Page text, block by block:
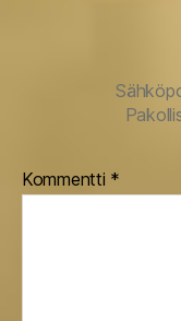
Kommentti *